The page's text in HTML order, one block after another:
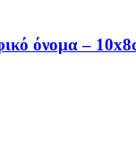
όνομα –